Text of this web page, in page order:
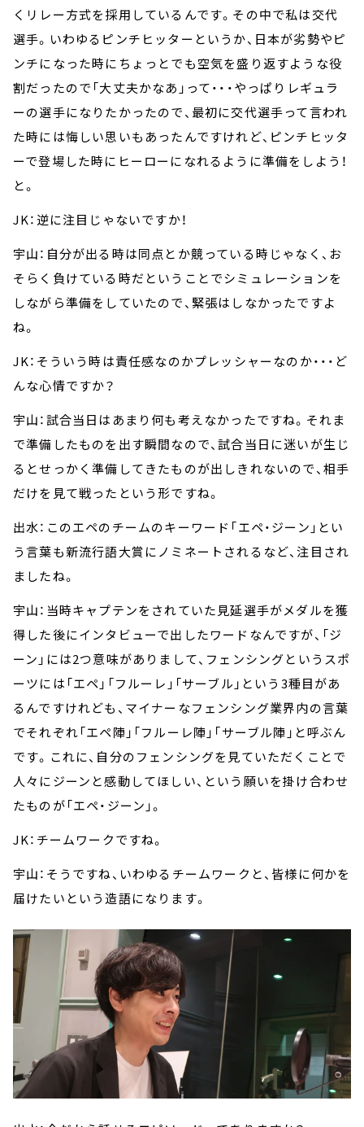
くリレー方式を採用しているんです。その中で私は交代
選手。いわゆるピンチヒッターというか、日本が劣勢やピ
ンチになった時にちょっとでも空気を盛り返すような役
割だったので「大丈夫かなあ」って・・・やっぱりレギュラ
ーの選手になりたかったので、最初に交代選手って言われ
た時には悔しい思いもあったんですけれど、ピンチヒッタ
ーで登場した時にヒーローになれるように準備をしよう！
と。
JK：逆に注目じゃないですか！
宇山：自分が出る時は同点とか競っている時じゃなく、お
そらく負けている時だということでシミュレーションを
しながら準備をしていたので、緊張はしなかったですよ
ね。
JK：そういう時は責任感なのかプレッシャーなのか・・・ど
んな心情ですか？
宇山：試合当日はあまり何も考えなかったですね。それま
で準備したものを出す瞬間なので、試合当日に迷いが生じ
るとせっかく準備してきたものが出しきれないので、相手
だけを見て戦ったという形ですね。
出水：このエペのチームのキーワード「エペ・ジーン」とい
う言葉も新流行語大賞にノミネートされるなど、注目され
ましたね。
宇山：当時キャプテンをされていた見延選手がメダルを獲
得した後にインタビューで出したワードなんですが、「ジ
ーン」には2つ意味がありまして、フェンシングというスポ
ーツには「エペ」「フルーレ」「サーブル」という3種目があ
るんですけれども、マイナーなフェンシング業界内の言葉
でそれぞれ「エペ陣」「フルーレ陣」「サーブル陣」と呼ぶん
です。これに、自分のフェンシングを見ていただくことで
人々にジーンと感動してほしい、という願いを掛け合わせ
たものが「エペ・ジーン」。
JK：チームワークですね。
宇山：そうですね、いわゆるチームワークと、皆様に何かを
届けたいという造語になります。